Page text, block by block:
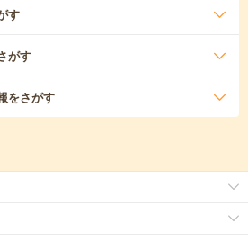
す
がす
をさがす